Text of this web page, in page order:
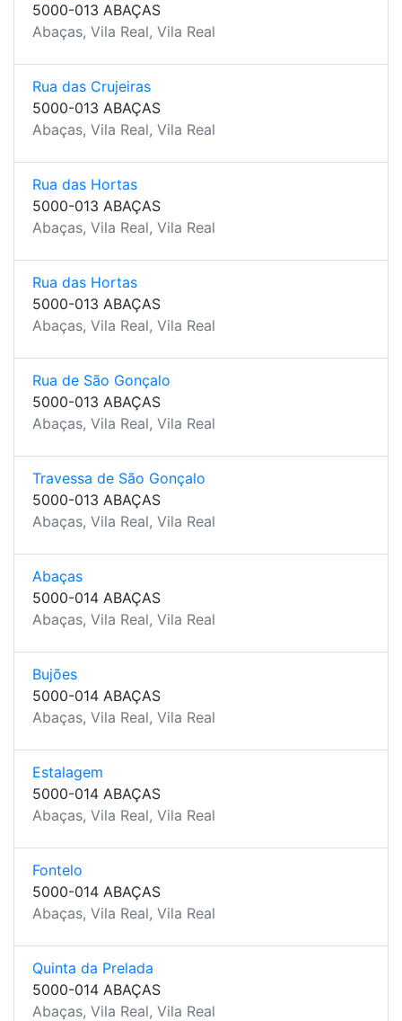
5000-013 ABAÇAS
Abaças, Vila Real, Vila Real
Rua das Crujeiras
5000-013 ABAÇAS
Abaças, Vila Real, Vila Real
Rua das Hortas
5000-013 ABAÇAS
Abaças, Vila Real, Vila Real
Rua das Hortas
5000-013 ABAÇAS
Abaças, Vila Real, Vila Real
Rua de São Gonçalo
5000-013 ABAÇAS
Abaças, Vila Real, Vila Real
Travessa de São Gonçalo
5000-013 ABAÇAS
Abaças, Vila Real, Vila Real
Abaças
5000-014 ABAÇAS
Abaças, Vila Real, Vila Real
Bujões
5000-014 ABAÇAS
Abaças, Vila Real, Vila Real
Estalagem
5000-014 ABAÇAS
Abaças, Vila Real, Vila Real
Fontelo
5000-014 ABAÇAS
Abaças, Vila Real, Vila Real
Quinta da Prelada
5000-014 ABAÇAS
Abaças, Vila Real, Vila Real